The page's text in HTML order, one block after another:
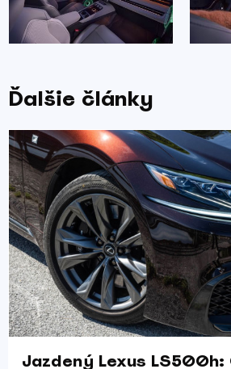
Ďalšie články
Jazdený Lexus